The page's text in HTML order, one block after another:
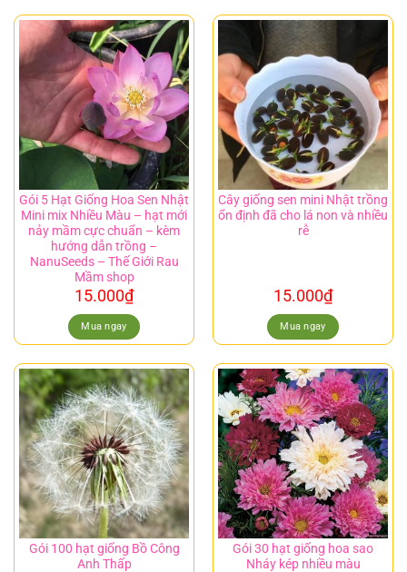
Gói 5 Hạt Giống Hoa Sen Nhật
Mini mix Nhiều Màu – hạt mới
nảy mầm cực chuẩn – kèm
hướng dẫn trồng –
NanuSeeds – Thế Giới Rau
Mầm shop
15.000₫
Mua ngay
Cây giống sen mini Nhật trồng
ổn định đã cho lá non và nhiều
rễ
15.000₫
Mua ngay
Gói 100 hạt giống Bồ Công
Anh Thấp
Gói 30 hạt giống hoa sao
Nháy kép nhiều màu